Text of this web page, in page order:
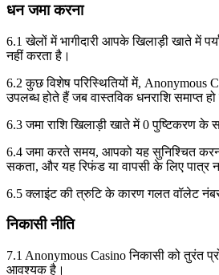
धन जमा करना
6.1 खेलों में भागीदारी आपके खिलाड़ी खाते में
नहीं करता है।
6.2 कुछ विशेष परिस्थितियों में, Anonymous
उपलब्ध होते हैं जब वास्तविक धनराशि समाप्त
6.3 जमा राशि खिलाड़ी खाते में 0 पुष्टिकरण के
6.4 जमा करते समय, आपको यह सुनिश्चित
सकता, और यह रिफंड या वापसी के लिए पात्र
6.5 क्लाइंट की त्रुटि के कारण गलत वॉलेट नंबर
निकासी नीति
7.1 Anonymous Casino निकासी को तुरंत
आवश्यक है।